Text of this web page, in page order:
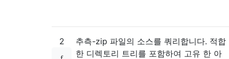
2
추측-zip 파일의 소스를 쿼리합니다. 적합
한 디렉토리 트리를 포함하여 고유 한 아